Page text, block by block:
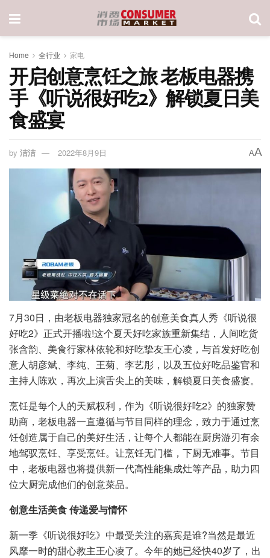
Home 全行业 家电
开启创意烹饪之旅 老板电器携
手《听说很好吃2》解锁夏日美
食盛宴
by 洁洁 2022年8月9日 AA
7月30日，由老板电器独家冠名的创意美食真人秀《听说很
好吃2》正式开播啦!这个夏天好吃家族重新集结，人间吃货
张含韵、美食行家林依轮和好吃挚友王心凌，与首发好吃创
意人胡彦斌、李纯、王菊、李艺彤，以及五位好吃品鉴官和
主持人陈欢，再次上演舌尖上的美味，解锁夏日美食盛宴。
烹饪是每个人的天赋权利，作为《听说很好吃2》的独家赞
助商，老板电器一直遵循与节目同样的理念，致力于通过烹
饪创造属于自己的美好生活，让每个人都能在厨房游刃有余
地驾驭烹饪、享受烹饪。让烹饪无门槛，下厨无难事。节目
中，老板电器也将提供新一代高性能集成灶等产品，助力四
位大厨完成他们的创意菜品。
创意生活美食 传递爱与情怀
新一季《听说很好吃》中最受关注的嘉宾是谁?当然是最近
风靡一时的甜心教主王心凌了。今年的她已经快40岁了，出